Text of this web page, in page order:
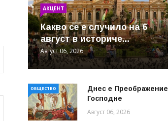
АКЦЕНТ
Какво се е случило на 6
август в историче...
Август 06, 2026
ОБЩЕСТВО
Днес е Преображение
Господне
Август 06, 2026